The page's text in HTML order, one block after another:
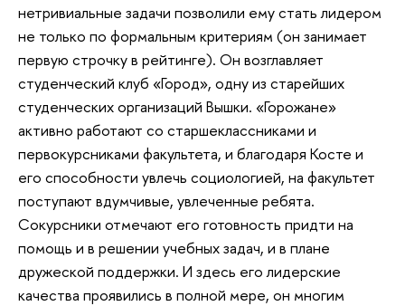
нетривиальные задачи позволили ему стать лидером
не только по формальным критериям (он занимает
первую строчку в рейтинге). Он возглавляет
студенческий клуб «Город», одну из старейших
студенческих организаций Вышки. «Горожане»
активно работают со старшеклассниками и
первокурсниками факультета, и благодаря Косте и
его способности увлечь социологией, на факультет
поступают вдумчивые, увлеченные ребята.
Сокурсники отмечают его готовность придти на
помощь и в решении учебных задач, и в плане
дружеской поддержки. И здесь его лидерские
качества проявились в полной мере, он многим